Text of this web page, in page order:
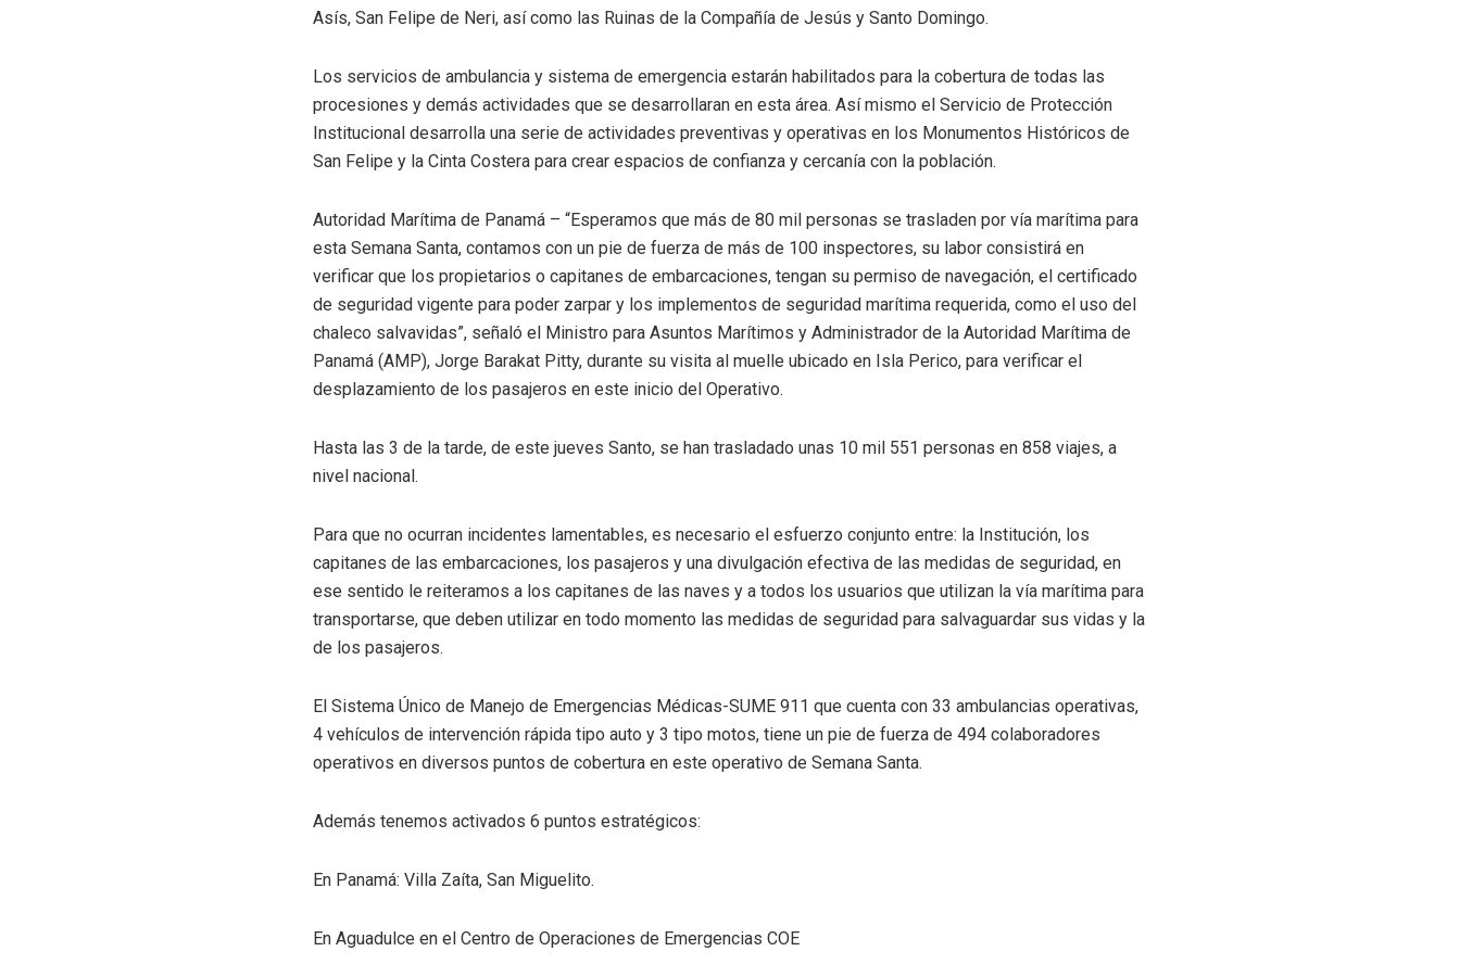
Asís, San Felipe de Neri, así como las Ruinas de la Compañía de Jesús y Santo Domingo.
Los servicios de ambulancia y sistema de emergencia estarán habilitados para la cobertura de todas las
procesiones y demás actividades que se desarrollaran en esta área. Así mismo el Servicio de Protección
Institucional desarrolla una serie de actividades preventivas y operativas en los Monumentos Históricos de
San Felipe y la Cinta Costera para crear espacios de confianza y cercanía con la población.
Autoridad Marítima de Panamá – “Esperamos que más de 80 mil personas se trasladen por vía marítima para
esta Semana Santa, contamos con un pie de fuerza de más de 100 inspectores, su labor consistirá en
verificar que los propietarios o capitanes de embarcaciones, tengan su permiso de navegación, el certificado
de seguridad vigente para poder zarpar y los implementos de seguridad marítima requerida, como el uso del
chaleco salvavidas”, señaló el Ministro para Asuntos Marítimos y Administrador de la Autoridad Marítima de
Panamá (AMP), Jorge Barakat Pitty, durante su visita al muelle ubicado en Isla Perico, para verificar el
desplazamiento de los pasajeros en este inicio del Operativo.
Hasta las 3 de la tarde, de este jueves Santo, se han trasladado unas 10 mil 551 personas en 858 viajes, a
nivel nacional.
Para que no ocurran incidentes lamentables, es necesario el esfuerzo conjunto entre: la Institución, los
capitanes de las embarcaciones, los pasajeros y una divulgación efectiva de las medidas de seguridad, en
ese sentido le reiteramos a los capitanes de las naves y a todos los usuarios que utilizan la vía marítima para
transportarse, que deben utilizar en todo momento las medidas de seguridad para salvaguardar sus vidas y la
de los pasajeros.
El Sistema Único de Manejo de Emergencias Médicas-SUME 911 que cuenta con 33 ambulancias operativas,
4 vehículos de intervención rápida tipo auto y 3 tipo motos, tiene un pie de fuerza de 494 colaboradores
operativos en diversos puntos de cobertura en este operativo de Semana Santa.
Además tenemos activados 6 puntos estratégicos:
En Panamá: Villa Zaíta, San Miguelito.
En Aguadulce en el Centro de Operaciones de Emergencias COE